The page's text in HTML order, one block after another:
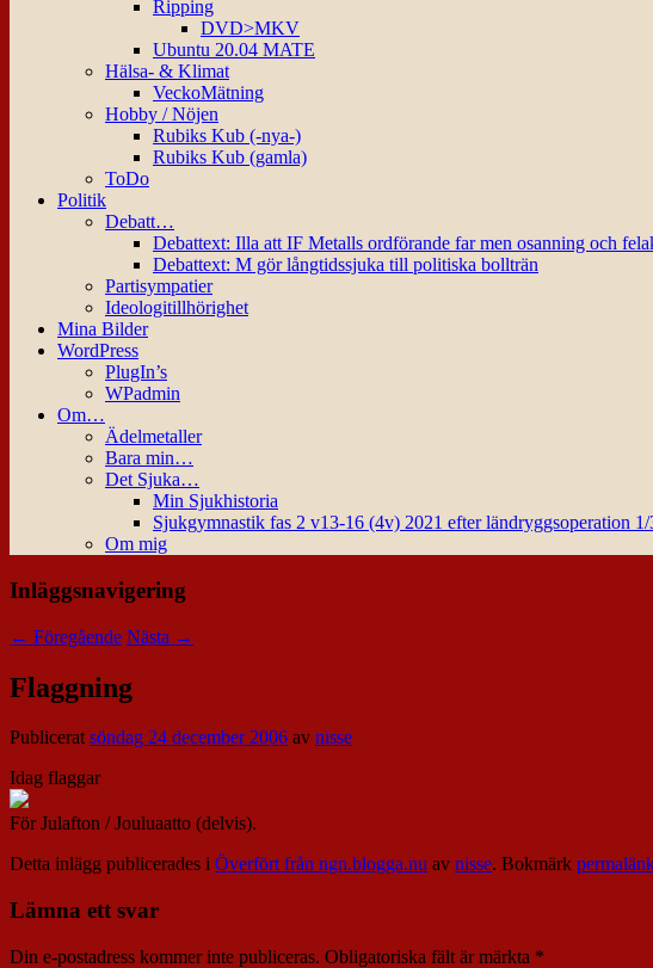
Ripping
DVD>MKV
Ubuntu 20.04 MATE
Hälsa- & Klimat
VeckoMätning
Hobby / Nöjen
Rubiks Kub (-nya-)
Rubiks Kub (gamla)
ToDo
Politik
Debatt…
Debattext: Illa att IF Metalls ordförande far men osanning och
Debattext: M gör långtidssjuka till politiska bollträn
Partisympatier
Ideologitillhörighet
Mina Bilder
WordPress
PlugIn’s
WPadmin
Om…
Ädelmetaller
Bara min…
Det Sjuka…
Min Sjukhistoria
Sjukgymnastik fas 2 v13-16 (4v) 2021 efter ländryggsoperation 1/
Om mig
Inläggsnavigering
← Föregående Nästa →
Flaggning
Publiceratsöndag 24 december 2006 av nisse
Idag flaggar
För Julafton / Jouluaatto (delvis).
Detta inlägg publicerades i Överfört från ngn.blogga.nu av nisse. Bokmärk
Lämna ett svar
Din e-postadress kommer inte publiceras. Obligatoriska fält är märkta *